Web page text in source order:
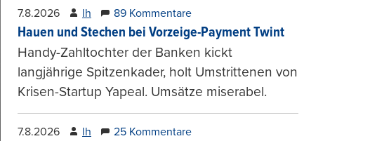
7.8.2026 lh 89 Kommentare
Hauen und Stechen bei Vorzeige-Payment Twint
Handy-Zahltochter der Banken kickt
langjährige Spitzenkader, holt Umstrittenen von
Krisen-Startup Yapeal. Umsätze miserabel.
7.8.2026 lh 25 Kommentare